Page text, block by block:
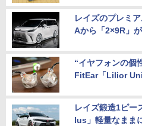
レイズのプレミ
Aから「2×9R」が
“イヤフォンの個
FitEar「Lilior
レイズ鍛造1ピー
lus」軽量なまま